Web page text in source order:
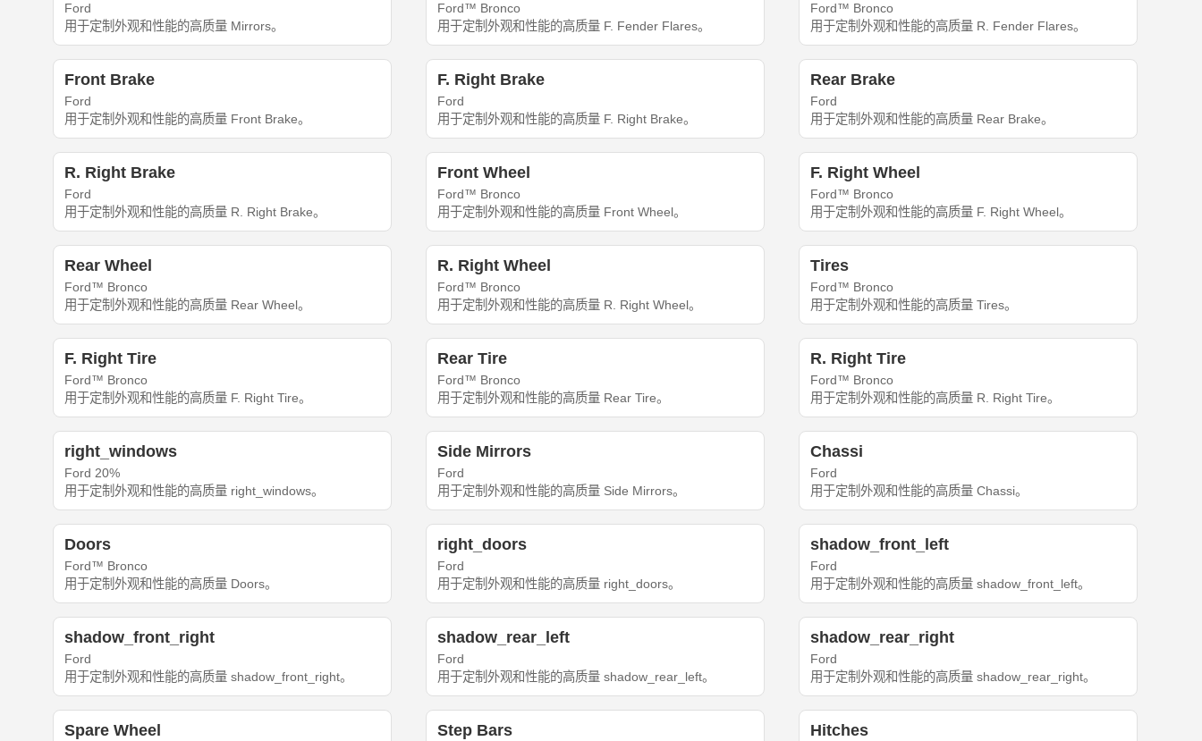
Ford
用于定制外观和性能的高质量 Mirrors。
Ford™ Bronco
用于定制外观和性能的高质量 F. Fender Flares。
Ford™ Bronco
用于定制外观和性能的高质量 R. Fender Flares。
Front Brake
Ford
用于定制外观和性能的高质量 Front Brake。
F. Right Brake
Ford
用于定制外观和性能的高质量 F. Right Brake。
Rear Brake
Ford
用于定制外观和性能的高质量 Rear Brake。
R. Right Brake
Ford
用于定制外观和性能的高质量 R. Right Brake。
Front Wheel
Ford™ Bronco
用于定制外观和性能的高质量 Front Wheel。
F. Right Wheel
Ford™ Bronco
用于定制外观和性能的高质量 F. Right Wheel。
Rear Wheel
Ford™ Bronco
用于定制外观和性能的高质量 Rear Wheel。
R. Right Wheel
Ford™ Bronco
用于定制外观和性能的高质量 R. Right Wheel。
Tires
Ford™ Bronco
用于定制外观和性能的高质量 Tires。
F. Right Tire
Ford™ Bronco
用于定制外观和性能的高质量 F. Right Tire。
Rear Tire
Ford™ Bronco
用于定制外观和性能的高质量 Rear Tire。
R. Right Tire
Ford™ Bronco
用于定制外观和性能的高质量 R. Right Tire。
right_windows
Ford 20%
用于定制外观和性能的高质量 right_windows。
Side Mirrors
Ford
用于定制外观和性能的高质量 Side Mirrors。
Chassi
Ford
用于定制外观和性能的高质量 Chassi。
Doors
Ford™ Bronco
用于定制外观和性能的高质量 Doors。
right_doors
Ford
用于定制外观和性能的高质量 right_doors。
shadow_front_left
Ford
用于定制外观和性能的高质量 shadow_front_left。
shadow_front_right
Ford
用于定制外观和性能的高质量 shadow_front_right。
shadow_rear_left
Ford
用于定制外观和性能的高质量 shadow_rear_left。
shadow_rear_right
Ford
用于定制外观和性能的高质量 shadow_rear_right。
Spare Wheel Step Bars Hitches